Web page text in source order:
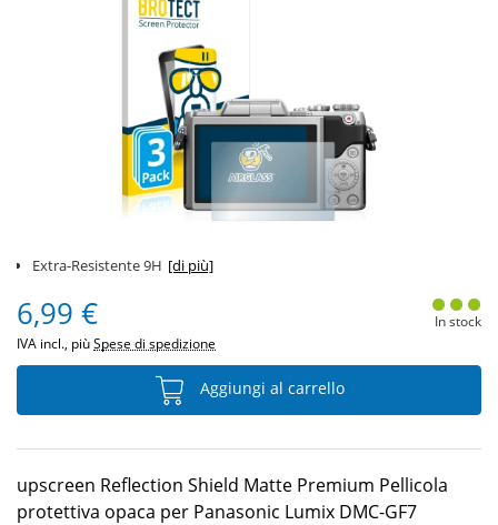
Extra-Resistente 9H [di più]
6,99 €
IVA incl., piùSpese di spedizione
In stock
Aggiungi al carrello
upscreen Reflection Shield Matte Premium Pellicola
protettiva opaca per Panasonic Lumix DMC-GF7